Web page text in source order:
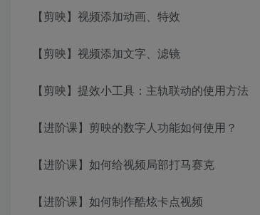
【剪映】视频添加动画、特效
【剪映】视频添加文字、滤镜
【剪映】提效小工具：主轨联动的使用方法
【进阶课】剪映的数字人功能如何使用？
【进阶课】如何给视频局部打马赛克
【进阶课】如何制作酷炫卡点视频